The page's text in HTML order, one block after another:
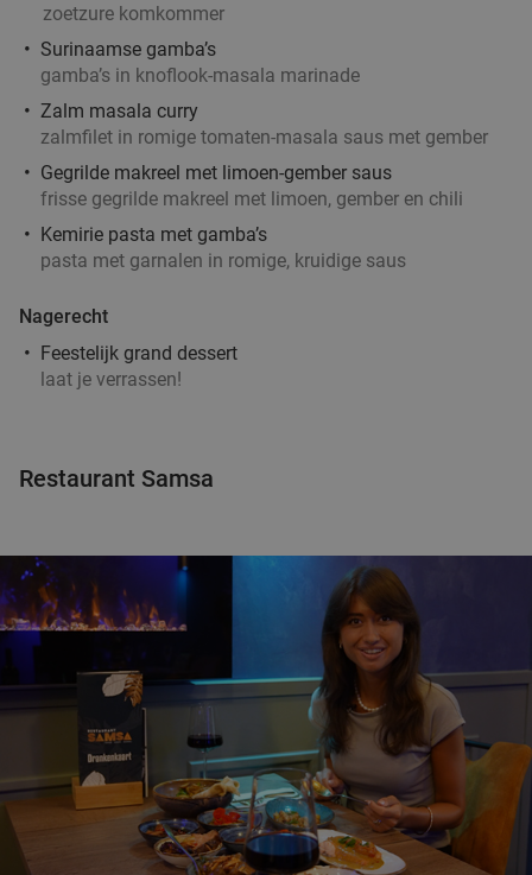
zoetzure komkommer
Surinaamse gamba’s
gamba’s in knoflook-masala marinade
Zalm masala curry
zalmfilet in romige tomaten-masala saus met gember
Gegrilde makreel met limoen-gember saus
frisse gegrilde makreel met limoen, gember en chili
Kemirie pasta met gamba’s
pasta met garnalen in romige, kruidige saus
Nagerecht
Feestelijk grand dessert
laat je verrassen!
Restaurant Samsa